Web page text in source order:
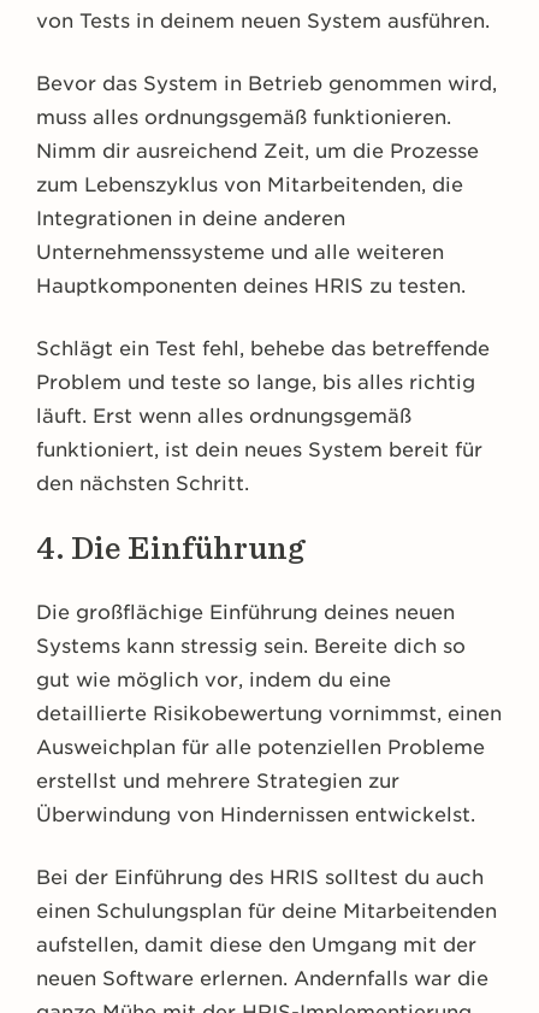
von Tests in deinem neuen System ausführen.
Bevor das System in Betrieb genommen wird,
muss alles ordnungsgemäß funktionieren.
Nimm dir ausreichend Zeit, um die Prozesse
zum Lebenszyklus von Mitarbeitenden, die
Integrationen in deine anderen
Unternehmenssysteme und alle weiteren
Hauptkomponenten deines HRIS zu testen.
Schlägt ein Test fehl, behebe das betreffende
Problem und teste so lange, bis alles richtig
läuft. Erst wenn alles ordnungsgemäß
funktioniert, ist dein neues System bereit für
den nächsten Schritt.
4. Die Einführung
Die großflächige Einführung deines neuen
Systems kann stressig sein. Bereite dich so
gut wie möglich vor, indem du eine
detaillierte Risikobewertung vornimmst, einen
Ausweichplan für alle potenziellen Probleme
erstellst und mehrere Strategien zur
Überwindung von Hindernissen entwickelst.
Bei der Einführung des HRIS solltest du auch
einen Schulungsplan für deine Mitarbeitenden
aufstellen, damit diese den Umgang mit der
neuen Software erlernen. Andernfalls war die